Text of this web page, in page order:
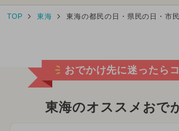
TOP 東海 東海の都民の日・県民の日・市
おでかけ先に迷ったらコ
東海のオススメおで